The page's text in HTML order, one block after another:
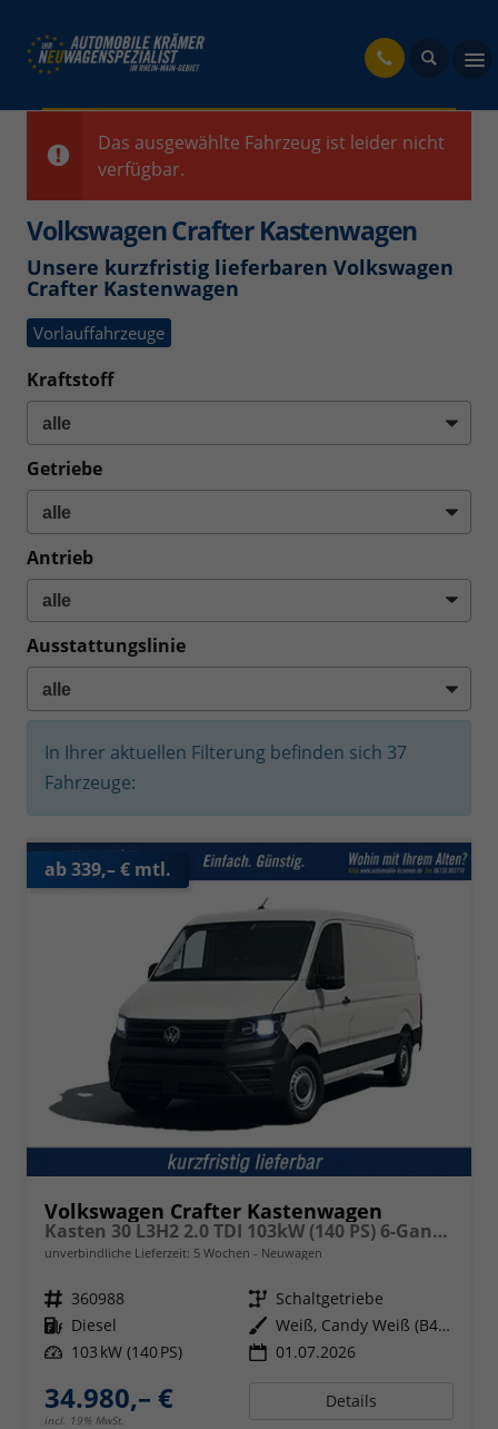
Das ausgewählte Fahrzeug ist leider nicht
verfügbar.
Volkswagen Crafter Kastenwagen
Unsere kurzfristig lieferbaren Volkswagen
Crafter Kastenwagen
Vorlauffahrzeuge
Kraftstoff
Getriebe
Antrieb
Ausstattungslinie
In Ihrer aktuellen Filterung befinden sich 37
Fahrzeuge:
ab 339,– € mtl.
Volkswagen Crafter Kastenwagen
Kasten 30 L3H2 2.0 TDI 103kW (140 PS) 6-Gang-Schaltgetriebe
unverbindliche Lieferzeit: 5 Wochen Neuwagen
Fahrzeugnr. 360988 Getriebe Schaltgetriebe
Kraftstoff Diesel Außenfarbe
Weiß, Candy Weiß (B4B4)
Leistung 103 kW (140 PS) 01.07.2026
34.980,– €
incl. 19% MwSt.
Details